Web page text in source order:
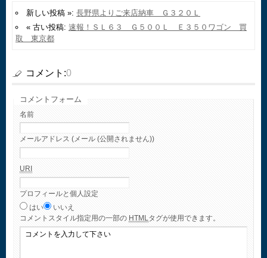
新しい投稿 »: 長野県よりご来店納車 Ｇ３２０Ｌ
« 古い投稿: 速報！ＳＬ６３ Ｇ５００Ｌ Ｅ３５０ワゴン 買
取 東京都
コメント:0
コメントフォーム
名前
メールアドレス (メール (公開されません))
URI
プロフィールと個人設定
はい
いいえ
コメント スタイル指定用の一部の HTMLタグが使用できます。